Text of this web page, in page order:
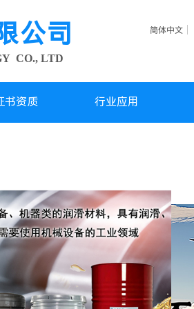
公司
CO., LTD
简体中文
书资质 行业应用